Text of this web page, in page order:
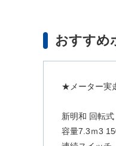
おすすめ
★メーター実
新明和 回転式
容量7.3ｍ3